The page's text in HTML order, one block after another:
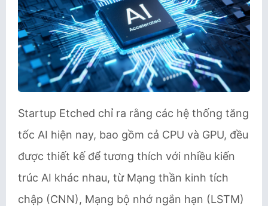
Startup Etched chỉ ra rằng các hệ thống tăng
tốc AI hiện nay, bao gồm cả CPU và GPU, đều
được thiết kế để tương thích với nhiều kiến
trúc AI khác nhau, từ Mạng thần kinh tích
chập (CNN), Mạng bộ nhớ ngắn hạn (LSTM)